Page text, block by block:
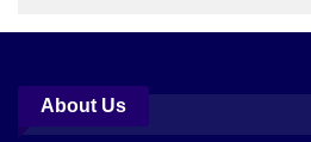
About Us